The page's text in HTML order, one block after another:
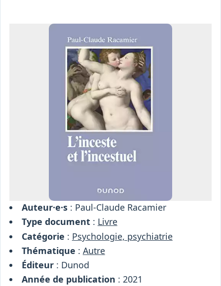
Centre de Soin
Interprétariat
Auteur·e·s: Paul-Claude Racamier
Type document: Livre
Catégorie : Psychologie, psychiatrie
Thématique : Autre
Éditeur: Dunod
Année de publication : 2021